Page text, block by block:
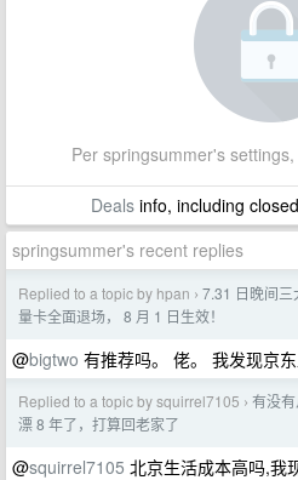
Per springsummer's
Dealsinfo, including
springsummer's recent replies
Replied to a topic by hpan › 7.31 日晚间
量卡全面退场， 8 月 1 日生效！
@bigtwo 有推荐吗。 佬。 我发现京
Replied to a topic by squirrel7105 › 有没
漂 8 年了，打算回老家了
@squirrel7105 北京生活成本高吗,我